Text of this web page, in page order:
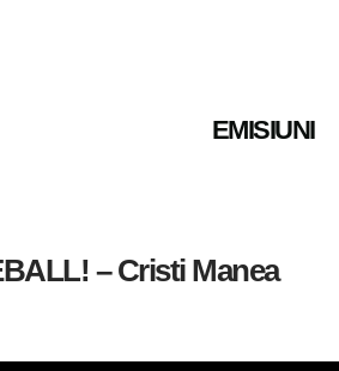
EMISIUNI
– Cristi Manea